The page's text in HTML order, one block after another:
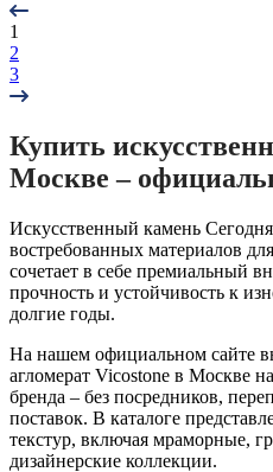
1
2
3
Купить
Москве –
Искусственный камень
востребованных материалов
сочетает в себе премиальный
прочность и устойчивость к
долгие годы.
На нашем официальном сайте
агломерат Vicostone в Москве
бренда – без посредников,
поставок. В каталоге
текстур, включая мраморные,
дизайнерские коллекции.